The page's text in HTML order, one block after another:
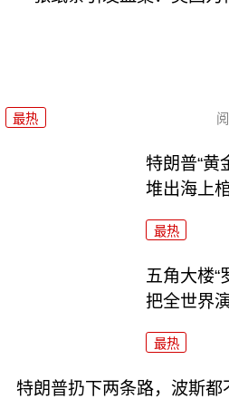
最热
特朗普“黄
堆出海上
最热
五角大楼“
把全世界
最热
特朗普扔下两条路，波斯